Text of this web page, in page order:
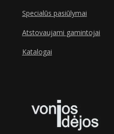
Specialūs pasiūlymai
Atstovaujami gamintojai
Katalogai